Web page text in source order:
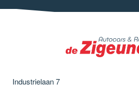
Industrielaan 7